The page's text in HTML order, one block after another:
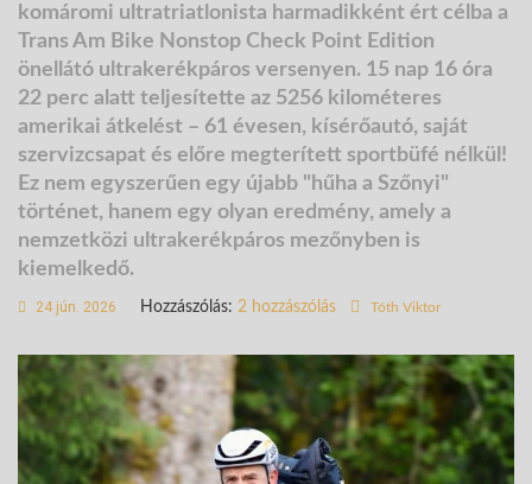
komáromi ultratriatlonista harmadikként ért célba a
Trans Am Bike Nonstop Check Point Edition
önellátó ultrakerékpáros versenyen. 15 nap 16 óra
22 perc alatt teljesítette az 5256 kilométeres
amerikai átkelést – 61 évesen, kísérőautó, saját
szervizcsapat és előre megterített sportbüfé nélkül!
Ez nem egyszerűen egy újabb "hűha a Szőnyi"
történet, hanem egy olyan eredmény, amely a
nemzetközi ultrakerékpáros mezőnyben is
kiemelkedő.
24 jún. 2026 Hozzászólás: 2 hozzászólás Tóth Viktor